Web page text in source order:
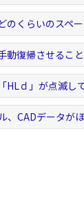
くらいのスペ
動復帰させるこ
HLｄ」が点滅し
CADデータがほ